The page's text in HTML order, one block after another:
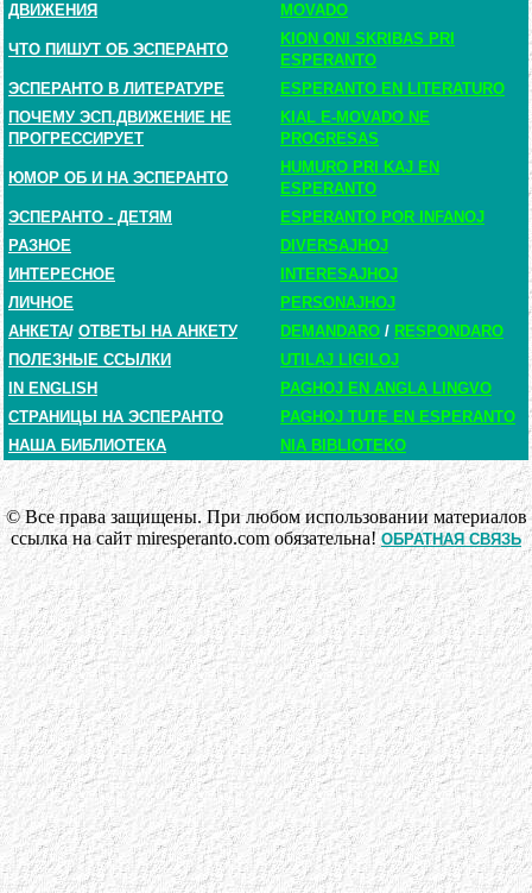
ДВИЖЕНИЯ
MOVADO
ЧТО ПИШУТ ОБ ЭСПЕРАНТО
KION ONI SKRIBAS PRI
ESPERANTO
ЭСПЕРАНТО В ЛИТЕРАТУРЕ
ESPERANTO EN LITERATURO
ПОЧЕМУ ЭСП.ДВИЖЕНИЕ НЕ
ПРОГРЕССИРУЕТ
KIAL E-MOVADO NE
PROGRESAS
ЮМОР ОБ И НА ЭСПЕРАНТО
HUMURO PRI KAJ EN
ESPERANTO
ЭСПЕРАНТО - ДЕТЯМ
ESPERANTO POR INFANOJ
РАЗНОЕ
DIVERSAJHOJ
ИНТЕРЕСНОЕ
INTERESAJHOJ
ЛИЧНОЕ
PERSONAJHOJ
АНКЕТА/ ОТВЕТЫ НА АНКЕТУ DEMANDARO / RESPONDARO
ПОЛЕЗНЫЕ ССЫЛКИ
UTILAJ LIGILOJ
IN ENGLISH
PAGHOJ EN ANGLA LINGVO
СТРАНИЦЫ НА ЭСПЕРАНТО
PAGHOJ TUTE EN ESPERANTO
НАША БИБЛИОТЕКА
NIA BIBLIOTEKO
© Все права защищены. При любом использовании материалов
ссылка на сайт miresperanto.com обязательна! ОБРАТНАЯ СВЯЗЬ